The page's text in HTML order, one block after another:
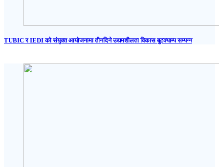
TUBIC र IEDI को संयुक्त आयोजनामा तीनदिने उद्यमशीलता विकास बुटक्याम्प सम्पन्न